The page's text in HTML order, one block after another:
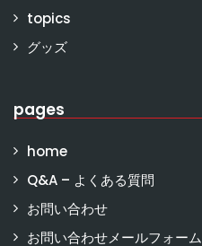
topics
グッズ
pages
home
Q&A – よくある質問
お問い合わせ
お問い合わせメールフォーム